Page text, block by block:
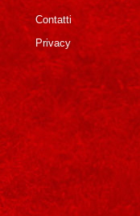
Contatti
Privacy